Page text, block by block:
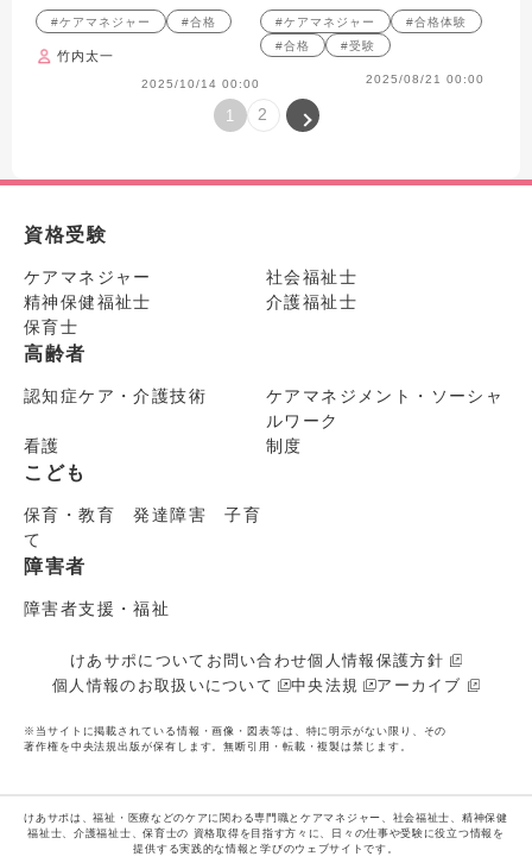
#ケアマネジャー #合格
竹内太一
2025/10/14 00:00
ンタビュー
#ケアマネジャー
#合格体験
#合格
#受験
2025/08/21 00:00
1 2
資格受験
ケアマネジャー
社会福祉士
精神保健福祉士
介護福祉士
保育士
高齢者
認知症ケア・介護技術
ケアマネジメント・ソーシャ
ルワーク
看護
制度
こども
保育・教育 発達障害 子育
て
障害者
障害者支援・福祉
けあサポについて お問い合わせ個人情報保護方針
個人情報のお取扱いについて
中央法規 アーカイブ
※当サイトに掲載されている情報・画像・図表等は、特に明示がない限り、その
著作権を中央法規出版が保有します。無断引用・転載・複製は禁じます。
けあサポは、福祉・医療などのケアに関わる専門職とケアマネジャー、社会福祉士、精神保健
福祉士、介護福祉士、保育士の 資格取得を目指す方々に、日々の仕事や受験に役立つ情報を
提供する実践的な情報と学びのウェブサイトです。